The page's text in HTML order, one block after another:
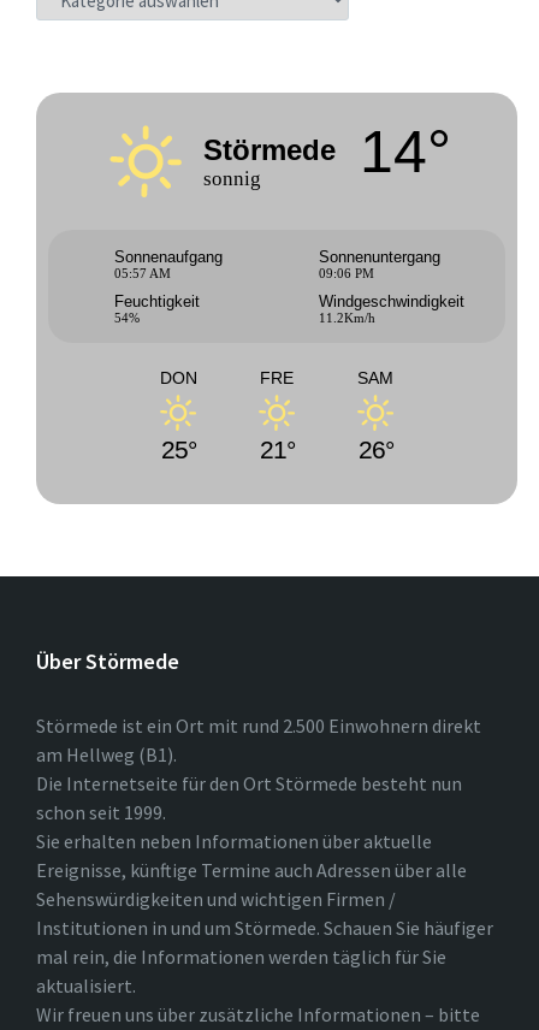
Störmede
sonnig 14°
Sonnenaufgang
05:57 AM
Sonnenuntergang
09:06 PM
Feuchtigkeit
54%
Windgeschwindigkeit
11.2Km/h
DON
25°
FRE
21°
SAM
26°
Über Störmede
Störmede ist ein Ort mit rund 2.500 Einwohnern direkt
am Hellweg (B1).
Die Internetseite für den Ort Störmede besteht nun
schon seit 1999.
Sie erhalten neben Informationen über aktuelle
Ereignisse, künftige Termine auch Adressen über alle
Sehenswürdigkeiten und wichtigen Firmen /
Institutionen in und um Störmede. Schauen Sie häufiger
mal rein, die Informationen werden täglich für Sie
aktualisiert.
Wir freuen uns über zusätzliche Informationen – bitte